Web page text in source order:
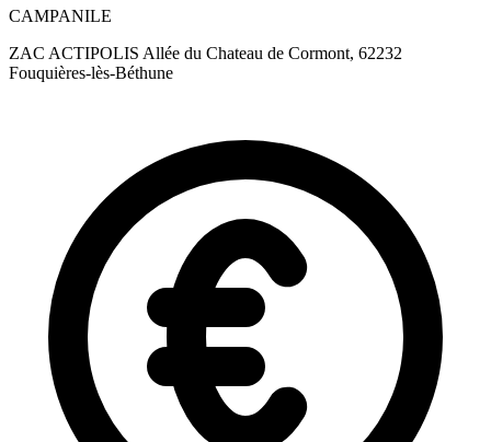
CAMPANILE
ZAC ACTIPOLIS Allée du Chateau de Cormont, 62232
Fouquières-lès-Béthune